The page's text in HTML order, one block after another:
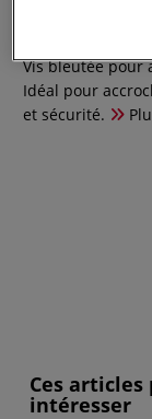
Vis bleutée pour
Idéal pour
et sécurité.
Ces
intéresser